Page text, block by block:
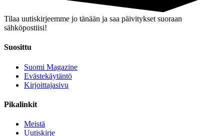
Tilaa uutiskirjeemme jo tänään ja saa päivitykset suoraan
sähköpostiisi!
Suosittu
Suomi Magazine
Evästekäytäntö
Kirjoittajasivu
Pikalinkit
Meistä
Uutiskirje